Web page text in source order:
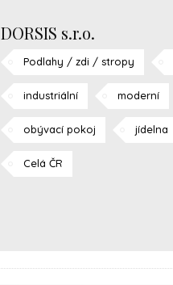
DORSIS s.r.o.
Podlahy / zdi / stropy
industriální moderní
obývací pokoj jídelna
Celá ČR